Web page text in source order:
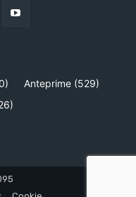
Anteprime (529)